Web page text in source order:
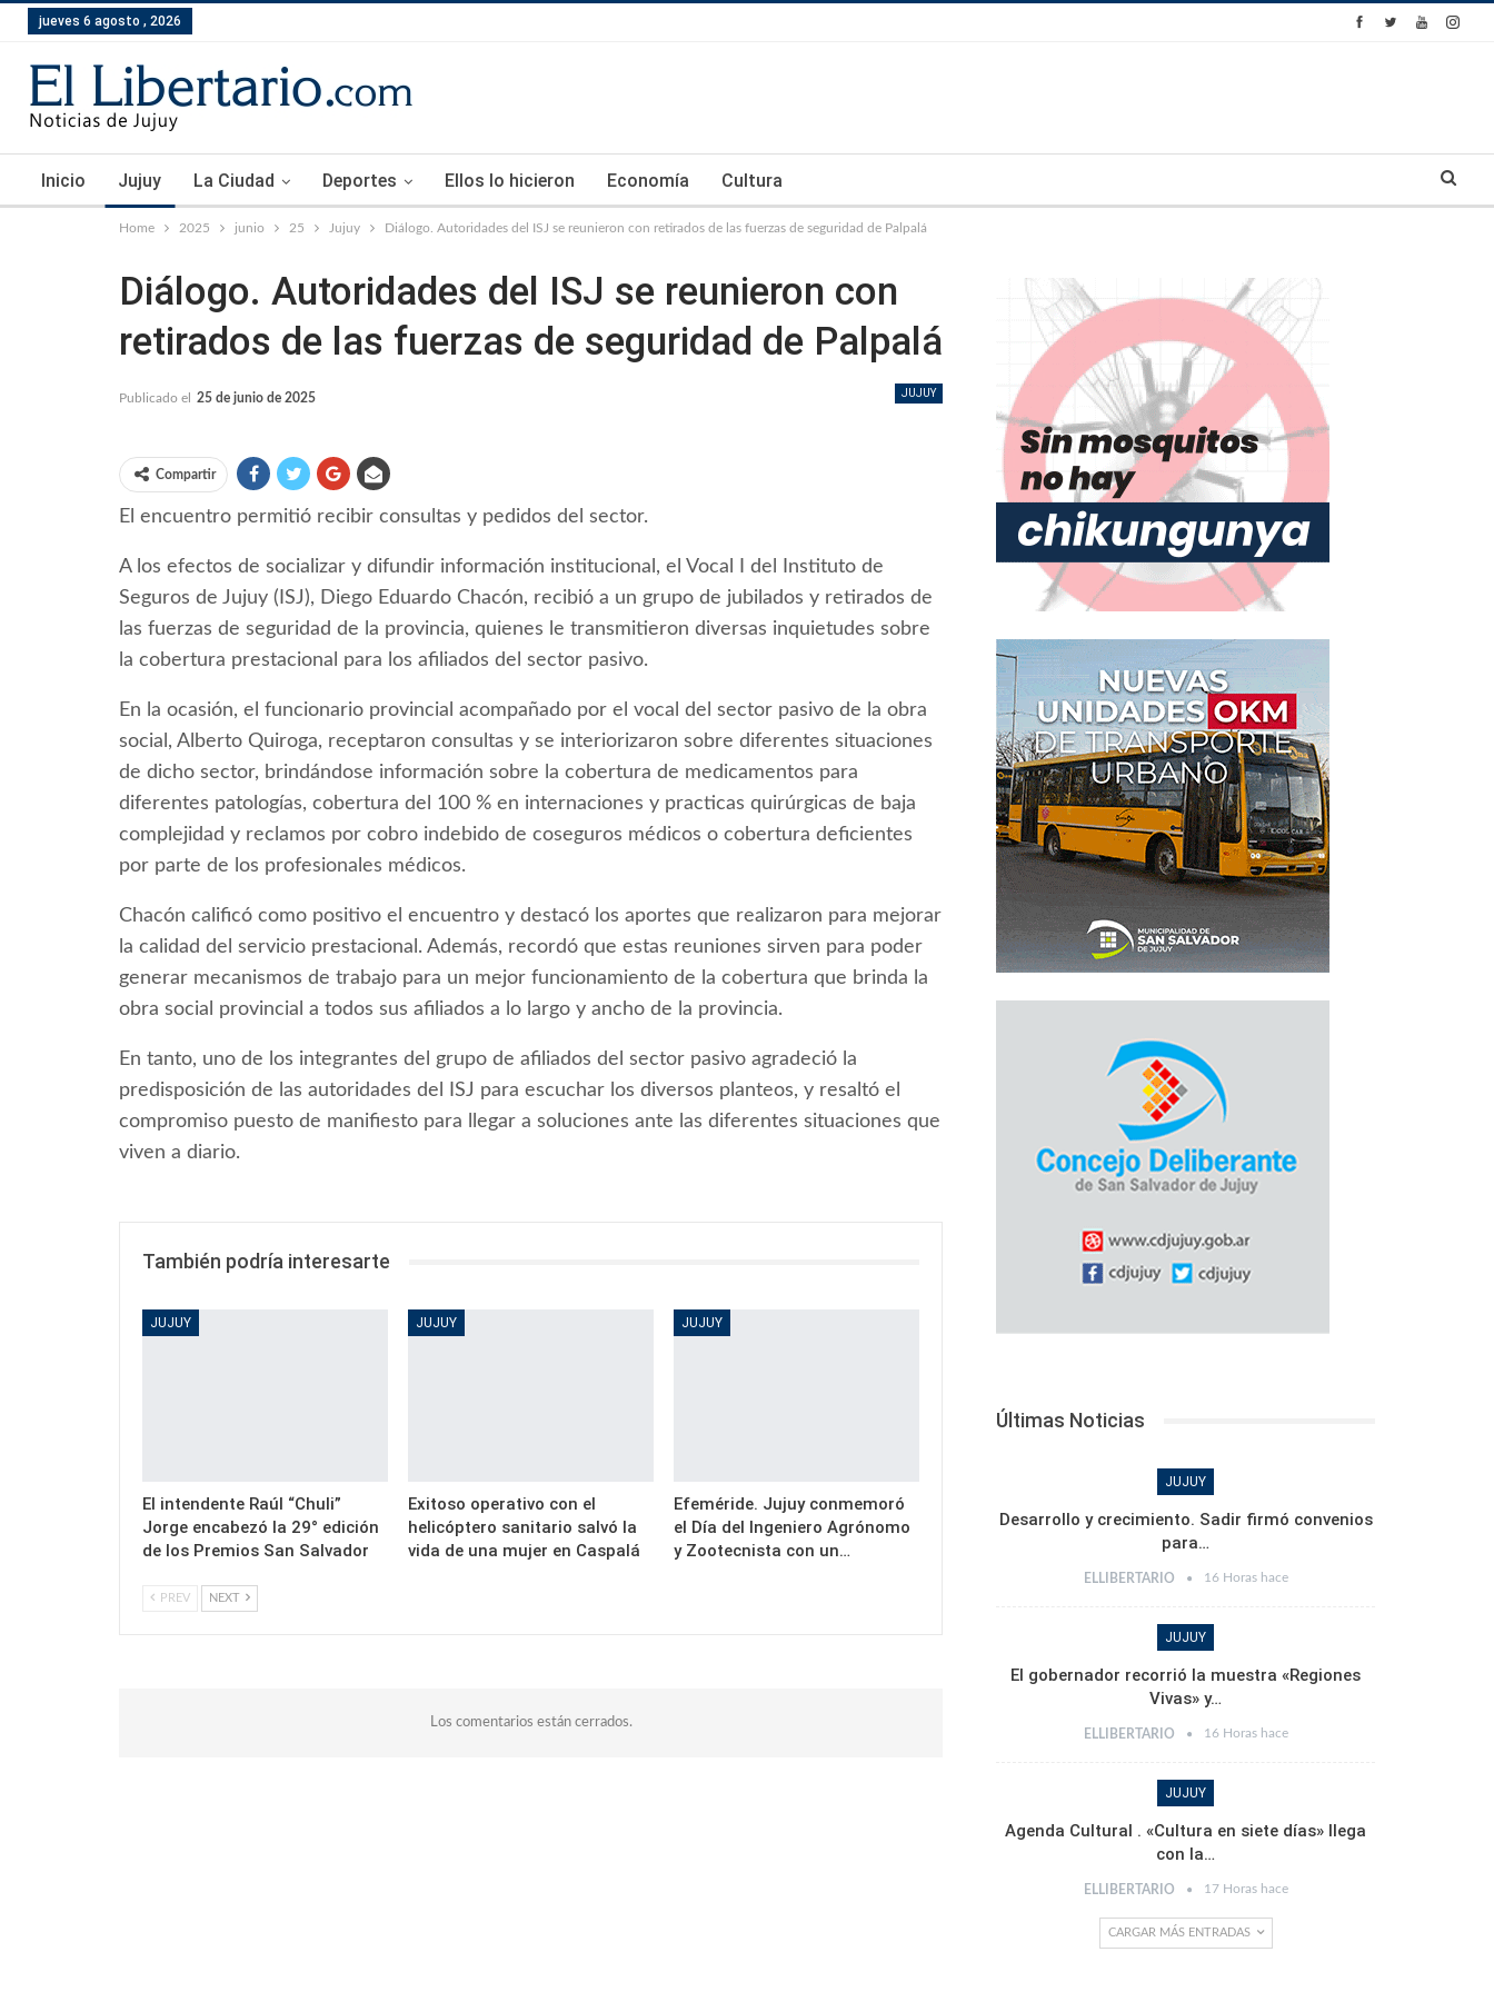
jueves 6 agosto , 2026
Inicio Jujuy La Ciudad Deportes Ellos lo hicieron Economía Cultura
Home 2025 junio 25 Jujuy Diálogo. Autoridades del ISJ se reunieron con retirados de las fuerzas de seguridad de Palpalá
Diálogo. Autoridades del ISJ se reunieron con
retirados de las fuerzas de seguridad de Palpalá
JUJUY
Publicado el 25 de junio de 2025
Compartir
El encuentro permitió recibir consultas y pedidos del sector.
A los efectos de socializar y difundir información institucional, el Vocal I del Instituto de
Seguros de Jujuy (ISJ), Diego Eduardo Chacón, recibió a un grupo de jubilados y retirados de
las fuerzas de seguridad de la provincia, quienes le transmitieron diversas inquietudes sobre
la cobertura prestacional para los afiliados del sector pasivo.
En la ocasión, el funcionario provincial acompañado por el vocal del sector pasivo de la obra
social, Alberto Quiroga, receptaron consultas y se interiorizaron sobre diferentes situaciones
de dicho sector, brindándose información sobre la cobertura de medicamentos para
diferentes patologías, cobertura del 100 % en internaciones y practicas quirúrgicas de baja
complejidad y reclamos por cobro indebido de coseguros médicos o cobertura deficientes
por parte de los profesionales médicos.
Chacón calificó como positivo el encuentro y destacó los aportes que realizaron para mejorar
la calidad del servicio prestacional. Además, recordó que estas reuniones sirven para poder
generar mecanismos de trabajo para un mejor funcionamiento de la cobertura que brinda la
obra social provincial a todos sus afiliados a lo largo y ancho de la provincia.
En tanto, uno de los integrantes del grupo de afiliados del sector pasivo agradeció la
predisposición de las autoridades del ISJ para escuchar los diversos planteos, y resaltó el
compromiso puesto de manifiesto para llegar a soluciones ante las diferentes situaciones que
viven a diario.
También podría interesarte
JUJUY
El intendente Raúl “Chuli”
Jorge encabezó la 29° edición
de los Premios San Salvador
JUJUY
Exitoso operativo con el
helicóptero sanitario salvó la
vida de una mujer en Caspalá
JUJUY
Efeméride. Jujuy conmemoró
el Día del Ingeniero Agrónomo
y Zootecnista con un…
PREV NEXT
Los comentarios están cerrados.
Últimas Noticias
JUJUY
Desarrollo y crecimiento. Sadir firmó convenios
para…
ELLIBERTARIO 16 Horas hace
JUJUY
El gobernador recorrió la muestra «Regiones
Vivas» y…
ELLIBERTARIO 16 Horas hace
JUJUY
Agenda Cultural . «Cultura en siete días» llega
con la…
ELLIBERTARIO 17 Horas hace
CARGAR MÁS ENTRADAS